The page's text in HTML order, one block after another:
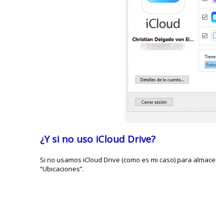
¿Y si no uso iCloud Drive?
Si no usamos iCloud Drive (como es mi caso) para
“Ubicaciones”.